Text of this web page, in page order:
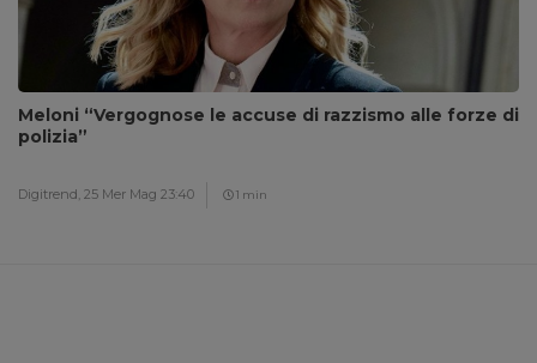
Meloni “Vergognose le accuse di razzismo alle forze di
polizia”
Digitrend, 25 Mer Mag 23:40 1 min